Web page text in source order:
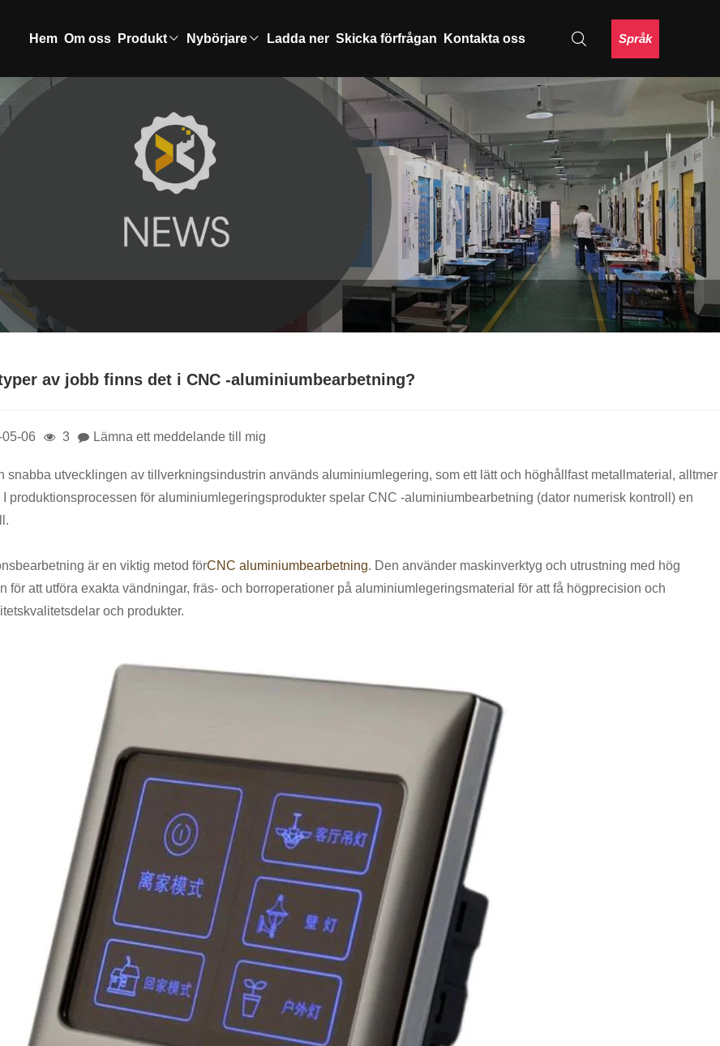
Hem Om oss Produkt Nybörjare Ladda ner Skicka förfrågan Kontakta oss Språk
av jobb finns det i CNC -aluminiumbearbetning?
06 3 Lämna ett meddelande till mig
snabba utvecklingen av tillverkningsindustrin används aluminiumlegering, som ett lätt och höghållfast metallmaterial, alltmer
I produktionsprocessen för aluminiumlegeringsprodukter spelar CNC -aluminiumbearbetning (dator numerisk kontroll) en
är en viktig metod förCNC aluminiumbearbetning. Den använder maskinverktyg och utrustning med hög
för att utföra exakta vändningar, fräs- och borroperationer på aluminiumlegeringsmaterial för att få högprecision och
och produkter.